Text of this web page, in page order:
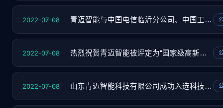
2022-07-08 青迈智能与中国电信临沂分公司、中国工商银行
2022-07-08 热烈祝贺青迈智能被评定为“国家级高新技术企
2022-07-08 山东青迈智能科技有限公司成功入选科技型中小